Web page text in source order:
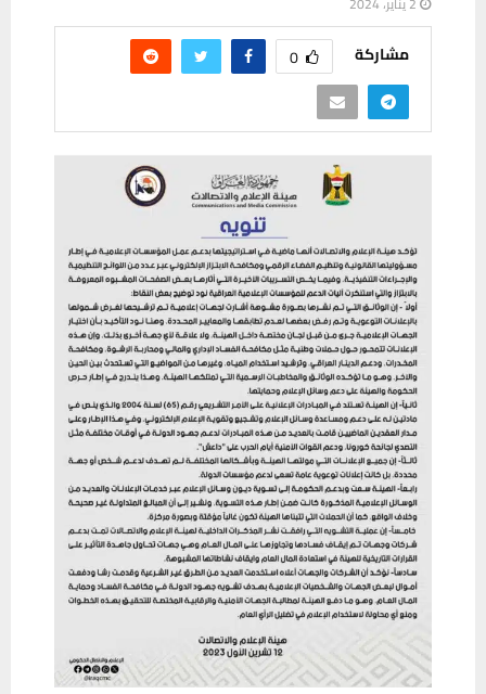
مشاركة 0